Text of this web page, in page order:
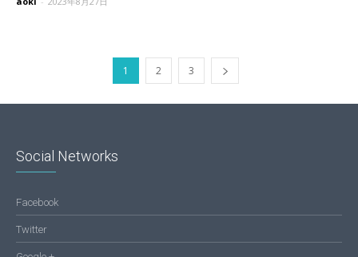
1 2 3
Social Networks
Facebook
Twitter